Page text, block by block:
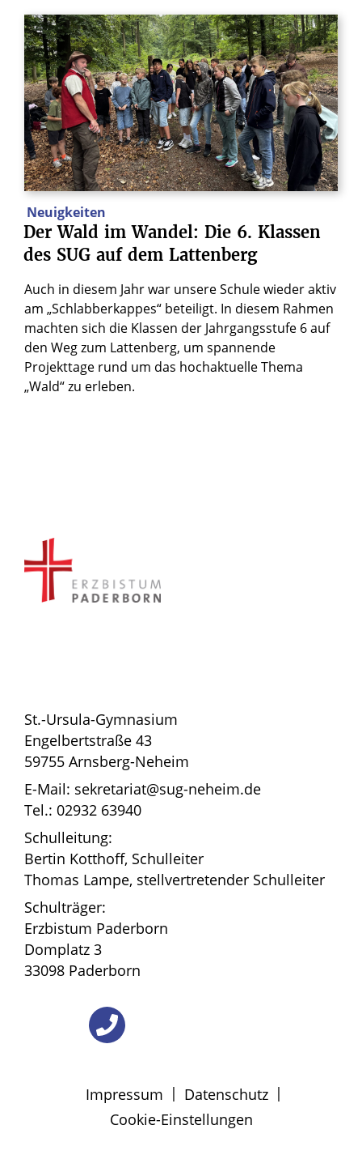
Neuigkeiten
Der Wald im Wandel: Die 6. Klassen
des SUG auf dem Lattenberg
Auch in diesem Jahr war unsere Schule wieder aktiv
am „Schlabberkappes“ beteiligt. In diesem Rahmen
machten sich die Klassen der Jahrgangsstufe 6 auf
den Weg zum Lattenberg, um spannende
Projekttage rund um das hochaktuelle Thema
„Wald“ zu erleben.
St.-Ursula-Gymnasium
Engelbertstraße 43
59755 Arnsberg-Neheim
E-Mail: sekretariat@sug-neheim.de
Tel.: 02932 63940
Schulleitung:
Bertin Kotthoff, Schulleiter
Thomas Lampe, stellvertretender Schulleiter
Schulträger:
Erzbistum Paderborn
Domplatz 3
33098 Paderborn
Impressum | Datenschutz |
Cookie-Einstellungen